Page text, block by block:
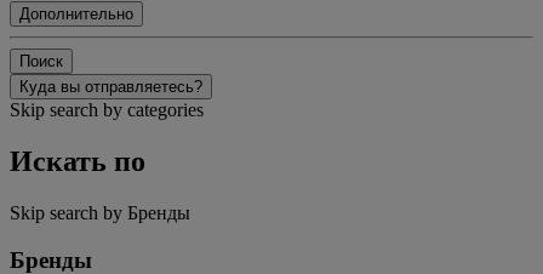
Дополнительно
Поиск
Куда вы отправляетесь?
Skip search by categories
Искать по
Skip search by Бренды
Бренды